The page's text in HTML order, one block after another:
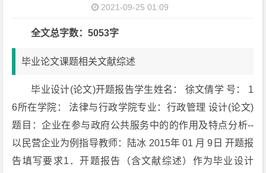
2021-09-25 01:09
全文总字数：5053字
毕业论文课题相关文献综述
毕业设计(论文)开题报告学生姓名： 徐文倩学 号： 1
6所在学院： 法律与行政学院专业：行政管理 设计(论文)
题目：企业在参与政府公共服务中的的作用及特点分析--
以民营企业为例指导教师：陆冰 2015年 01 月 9日 开题报
告填写要求1．开题报告（含文献综述）作为毕业设计